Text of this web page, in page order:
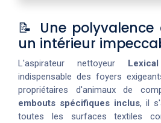
📝 Une
un intérieur
L'aspirateur nettoyeur
indispensable des foyers
propriétaires d'animaux de
embouts spécifiques inclus, il
toutes les surfaces textiles